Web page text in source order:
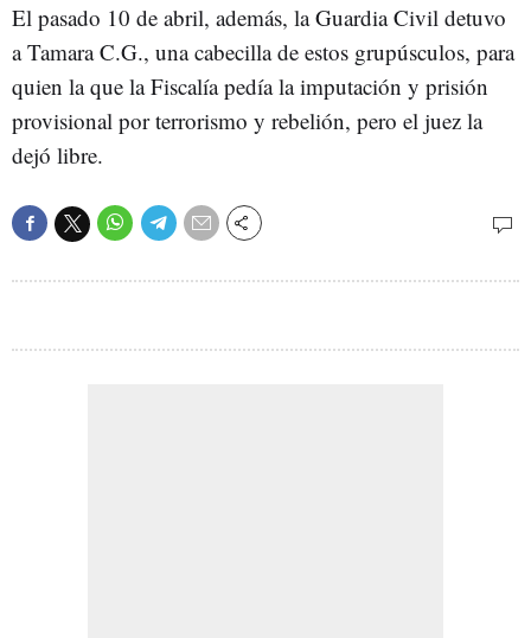
El pasado 10 de abril, además, la Guardia Civil detuvo
a Tamara C.G., una cabecilla de estos grupúsculos, para
quien la que la Fiscalía pedía la imputación y prisión
provisional por terrorismo y rebelión, pero el juez la
dejó libre.